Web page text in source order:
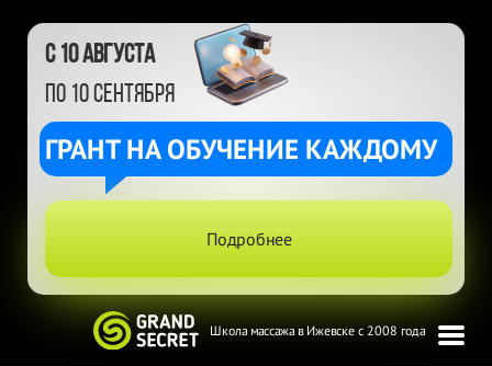
с 10 августа
по 10 сентября
ГРАНТ НА ОБУЧЕНИЕ КАЖДОМУ
Подробнее
Школа массажа в Ижевске с 2008 года